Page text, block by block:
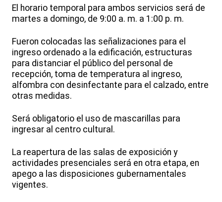
El horario temporal para ambos servicios será de
martes a domingo, de 9:00 a. m. a 1:00 p. m.
Fueron colocadas las señalizaciones para el
ingreso ordenado a la edificación, estructuras
para distanciar el público del personal de
recepción, toma de temperatura al ingreso,
alfombra con desinfectante para el calzado, entre
otras medidas.
Será obligatorio el uso de mascarillas para
ingresar al centro cultural.
La reapertura de las salas de exposición y
actividades presenciales será en otra etapa, en
apego a las disposiciones gubernamentales
vigentes.